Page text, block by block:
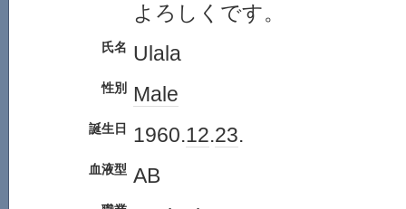
よろしくです。
氏名 Ulala
性別 Male
誕生日 1960.12.23.
血液型 AB